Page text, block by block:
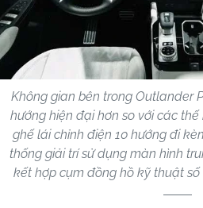
Không gian bên trong Outlander
hướng hiện đại hơn so với các
ghế lái chỉnh điện 10 hướng đi
thống giải trí sử dụng màn hình
kết hợp cụm đồng hồ kỹ thuật số